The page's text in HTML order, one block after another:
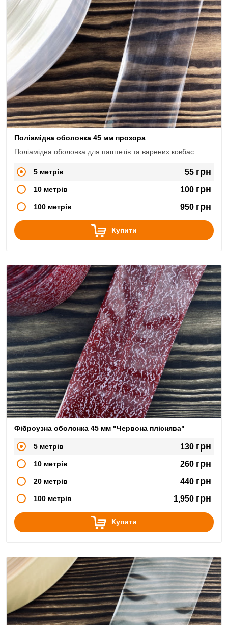
Поліамідна оболонка 45 мм прозора
Поліамідна оболонка для паштетів та варених ковбас
5 метрів 55 грн
10 метрів 100 грн
100 метрів 950 грн
Купити
Фіброузна оболонка 45 мм "Червона пліснява"
5 метрів 130 грн
10 метрів 260 грн
20 метрів 440 грн
100 метрів 1,950 грн
Купити